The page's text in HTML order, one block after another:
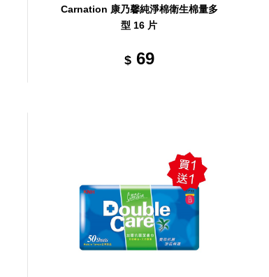
Carnation 康乃馨純淨棉衛生棉量多
型 16 片
$69